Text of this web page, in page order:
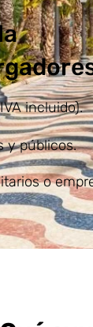
incluido).
y públicos.
o